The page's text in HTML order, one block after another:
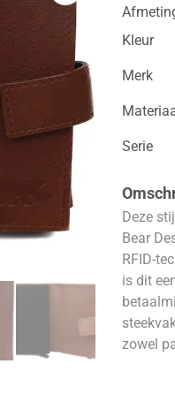
Kleur
Merk
Serie
Deze
Bear
RFID-
is dit
zowel